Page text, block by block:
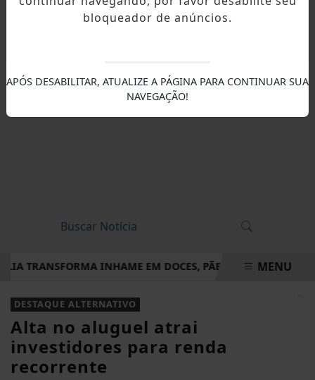
INHAME EM DOCES, PÃES E OUTRAS DELÍCIAS
EM ALTA
MENU
DESTAQUE ALTERNATIVO
Alta no aluguel atrai
investidores para renda
recorrente
bloqueador de anúncios.
APÓS DESABILITAR, ATUALIZE A PÁGINA PARA CONTINUAR SUA
NAVEGAÇÃO!